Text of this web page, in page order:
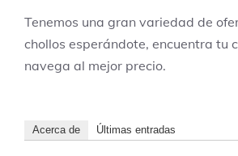
Tenemos una gran variedad de
chollos esperándote, encuentra tu
navega al mejor precio.
Acerca de Últimas entradas